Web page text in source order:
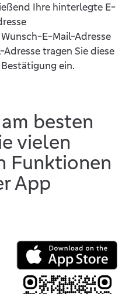
Ihre hinterlegte E-
E-Mail-Adresse
tragen Sie diese
ein.
besten
vielen
Funktionen
App